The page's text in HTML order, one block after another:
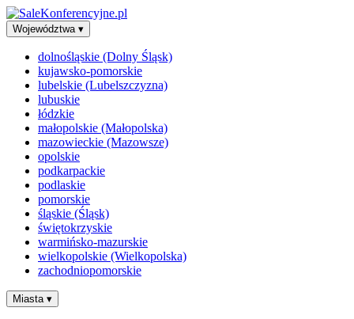
Województwa ▾
dolnośląskie (Dolny Śląsk)
kujawsko-pomorskie
lubelskie (Lubelszczyzna)
lubuskie
łódzkie
małopolskie (Małopolska)
mazowieckie (Mazowsze)
opolskie
podkarpackie
podlaskie
pomorskie
śląskie (Śląsk)
świętokrzyskie
warmińsko-mazurskie
wielkopolskie (Wielkopolska)
zachodniopomorskie
Miasta ▾